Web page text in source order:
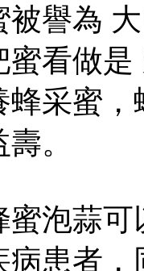
被譽為
蜜看做是
蜂采蜜，
。
蜜泡蒜可
病患者，